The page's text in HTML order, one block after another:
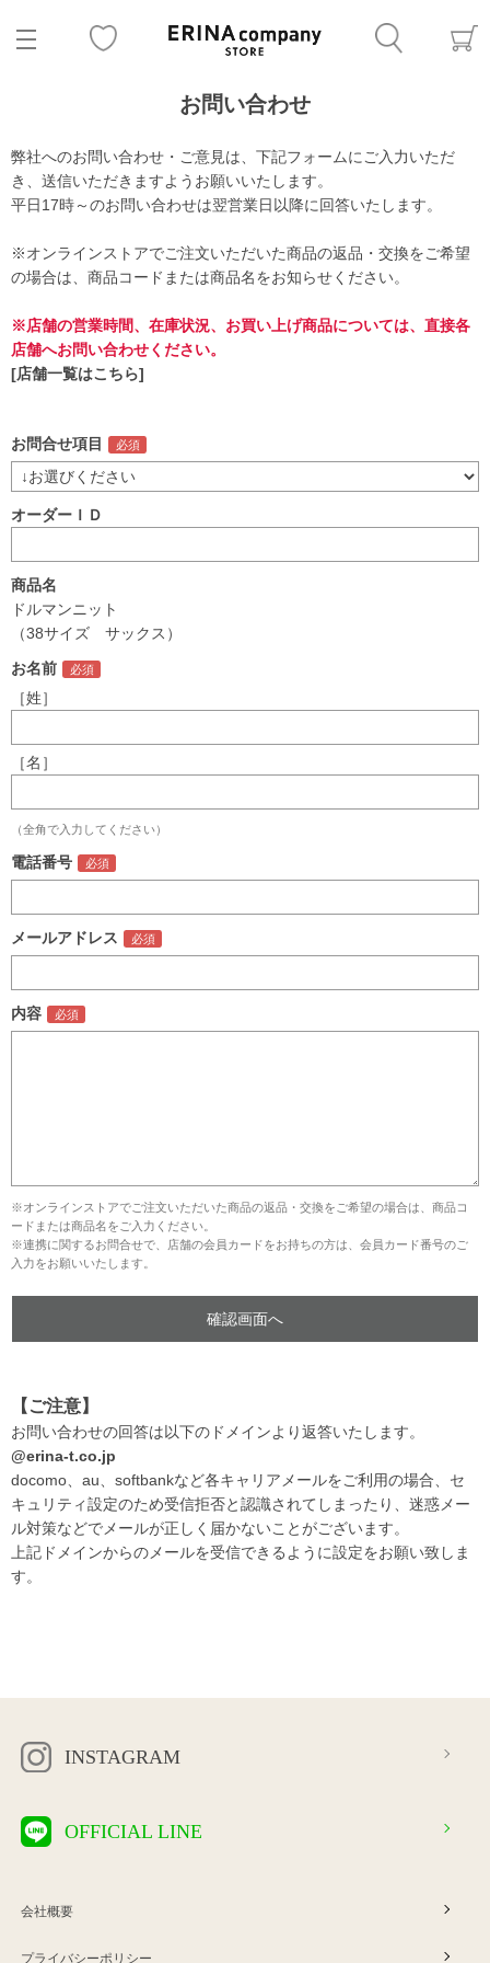
お問い合わせ
弊社へのお問い合わせ・ご意見は、下記フォームにご入力いただ
き、送信いただきますようお願いいたします。
平日17時～のお問い合わせは翌営業日以降に回答いたします。
※オンラインストアでご注文いただいた商品の返品・交換をご希望
の場合は、商品コードまたは商品名をお知らせください。
※店舗の営業時間、在庫状況、お買い上げ商品については、直接各
店舗へお問い合わせください。
[店舗一覧はこちら]
お問合せ項目
オーダーＩＤ
商品名
ドルマンニット
（38サイズ サックス）
お名前
［姓］
［名］
（全角で入力してください）
電話番号
メールアドレス
内容
※オンラインストアでご注文いただいた商品の返品・交換をご希望の場合は、商品コ
ードまたは商品名をご入力ください。
※連携に関するお問合せで、店舗の会員カードをお持ちの方は、会員カード番号のご
入力をお願いいたします。
【ご注意】
お問い合わせの回答は以下のドメインより返答いたします。
@erina-t.co.jp
docomo、au、softbankなど各キャリアメールをご利用の場合、セ
キュリティ設定のため受信拒否と認識されてしまったり、迷惑メー
ル対策などでメールが正しく届かないことがございます。
上記ドメインからのメールを受信できるように設定をお願い致しま
す。
INSTAGRAM
OFFICIAL LINE
会社概要
プライバシーポリシー